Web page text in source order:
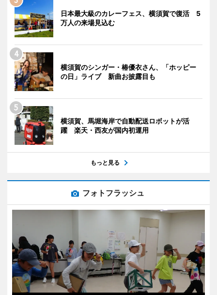
日本最大級のカレーフェス、横須賀で復活 5
万人の来場見込む
横須賀のシンガー・椿優衣さん、「ホッピー
の日」ライブ 新曲お披露目も
横須賀、馬堀海岸で自動配送ロボットが活
躍 楽天・西友が国内初運用
もっと見る
フォトフラッシュ